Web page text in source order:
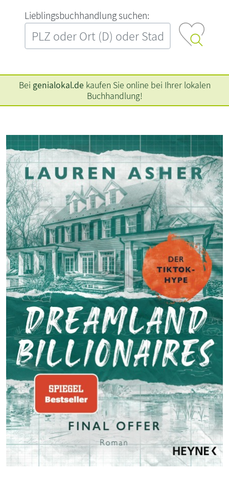
L‍i‍e‍b‍l‍i‍n‍g‍s‍b‍u‍c‍h‍h‍a‍n‍d‍l‍u‍n‍g‍ ‍s‍u‍c‍h‍e‍n‍:‍
Bei genialokal.de kaufen Sie online bei Ihrer lokalen
Buchhandlung!